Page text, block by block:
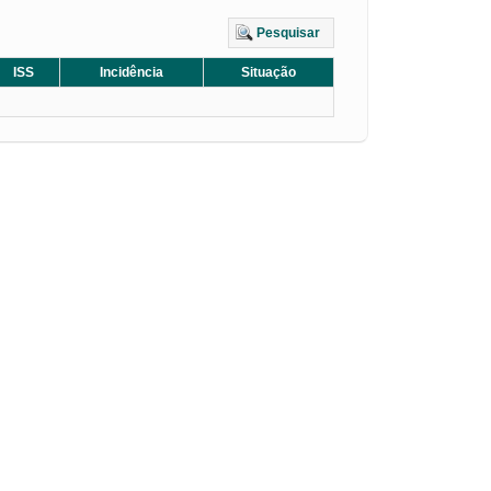
Pesquisar
ISS Incidência
Situação